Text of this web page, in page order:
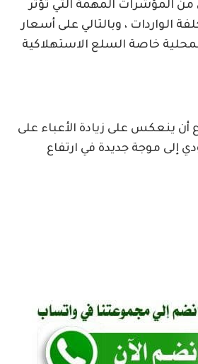
من المؤشرات المهمة التي تؤثر
الواردات ، وبالتالي على أسعار
خاصة السلع الاستهلاكية
أن ينعكس على زيادة الأعباء على
إلى موجة جديدة في ارتفاع